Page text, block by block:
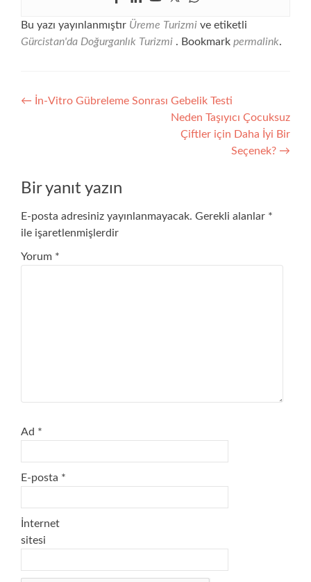
Bu yazı yayınlanmıştır Üreme Turizmi ve etiketli
Gürcistan'da Doğurganlık Turizmi . Bookmark permalink.
Yazı
← İn-Vitro Gübreleme Sonrası Gebelik Testi
Neden Taşıyıcı Çocuksuz
Çiftler için Daha İyi Bir
Seçenek? →
Bir yanıt yazın
E-posta adresiniz yayınlanmayacak. Gerekli alanlar *
ile işaretlenmişlerdir
Yorum *
Ad *
E-posta *
İnternet
sitesi